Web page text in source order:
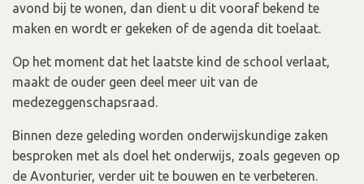
avond bij te wonen, dan dient u dit vooraf bekend te
maken en wordt er gekeken of de agenda dit toelaat.
Op het moment dat het laatste kind de school verlaat,
maakt de ouder geen deel meer uit van de
medezeggenschapsraad.
Binnen deze geleding worden onderwijskundige zaken
besproken met als doel het onderwijs, zoals gegeven op
de Avonturier, verder uit te bouwen en te verbeteren.